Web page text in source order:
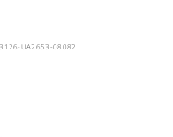
UA2653-08082